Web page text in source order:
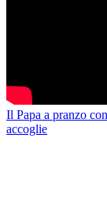
Il Papa a pranzo
accoglie